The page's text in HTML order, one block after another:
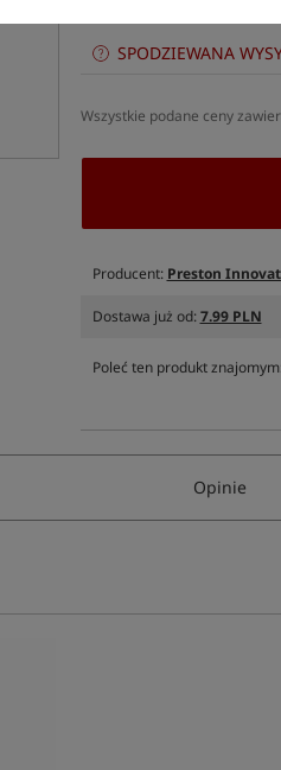
SPODZIEWANA
Wszystkie podane ceny
Producent: Preston
Dostawa już od:7.99 PLN
Poleć ten produkt
Opinie